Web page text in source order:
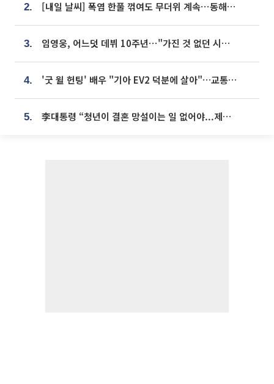
2. [내일 날씨] 폭염 한풀 꺾여도 무더위 계속⋯동해안 이틀 연속 비
3. 임영웅, 어느덧 데뷔 10주년⋯"가진 것 없던 시절, 내 앞엔 20명의 팬뿐"
4. '굿 윌 헌팅' 배우 "기아 EV2 덕분에 살아"…교통사고 후 안전성 극찬
5. 李대통령 “청년이 결혼 망설이는 일 없어야...제도상 불이익 조사”